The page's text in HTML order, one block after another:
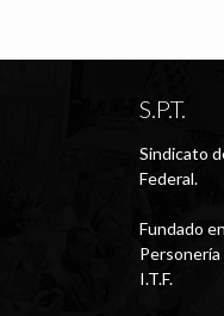
S.P.T.
Sindicato
Federal.
Fundado
I.T.F.